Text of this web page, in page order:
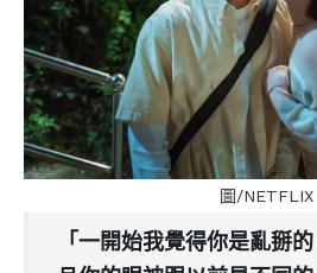
圖/NETFLIX
「一開始我覺得你是亂掰